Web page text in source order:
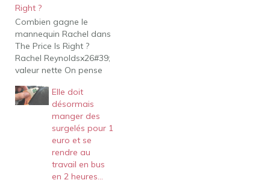
Right ?
Combien gagne le
mannequin Rachel dans
The Price Is Right ?
Rachel Reynoldsx26#39;
valeur nette On pense
salaire élevé de 600 000
$ par an! Les modèles de
l'émission peuvent
gagner un salaire de 100
000 $ par saison, et il est
probable que Rachel…
Elle doit
désormais
manger des
surgelés pour 1
euro et se
rendre au
travail en bus
en 2 heures…